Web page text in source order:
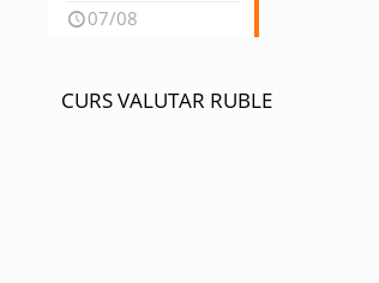
07/08
CURS VALUTAR RUBLE